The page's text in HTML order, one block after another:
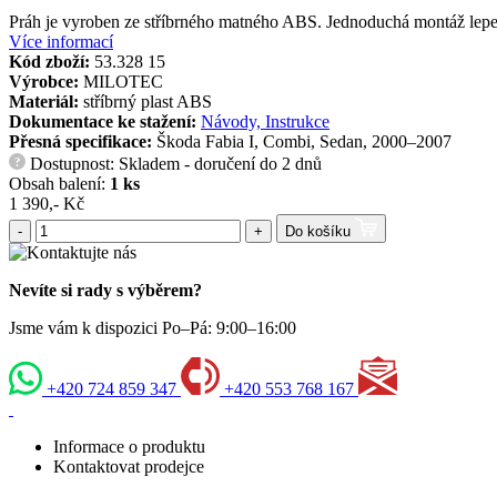
Práh je vyroben ze stříbrného matného ABS. Jednoduchá montáž
Více informací
Kód zboží: 53.328 15
Výrobce: MILOTEC
Materiál: stříbrný plast ABS
Dokumentace ke stažení: Návody, Instrukce
Přesná specifikace: Škoda Fabia I, Combi, Sedan, 2000–2007
?
Dostupnost: Skladem - doručení do 2 dnů
Obsah balení: 1 ks
1 390,- Kč
- + Do košíku
Nevíte si rady s výběrem?
Jsme vám k dispozici Po–Pá: 9:00–16:00
+420 724 859 347 +420 553 768 167
Informace o produktu
Kontaktovat prodejce